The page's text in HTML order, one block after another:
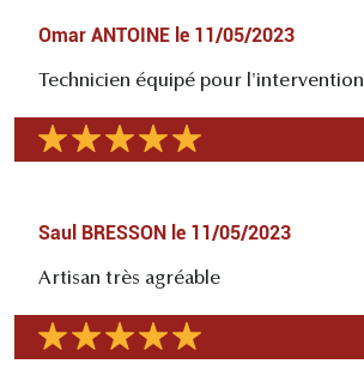
Omar ANTOINE le 11/05/2023
Technicien équipé pour l'intervention
Saul BRESSON le 11/05/2023
Artisan très agréable